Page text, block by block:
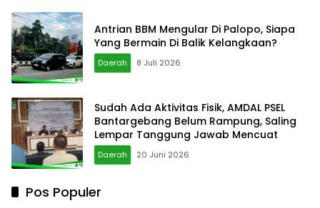
Antrian BBM Mengular Di Palopo, Siapa
Yang Bermain Di Balik Kelangkaan?
Daerah 8 Juli 2026
Sudah Ada Aktivitas Fisik, AMDAL PSEL
Bantargebang Belum Rampung, Saling
Lempar Tanggung Jawab Mencuat
Daerah 20 Juni 2026
Pos Populer